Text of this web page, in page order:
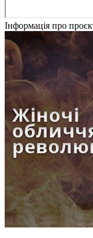
Інформація про